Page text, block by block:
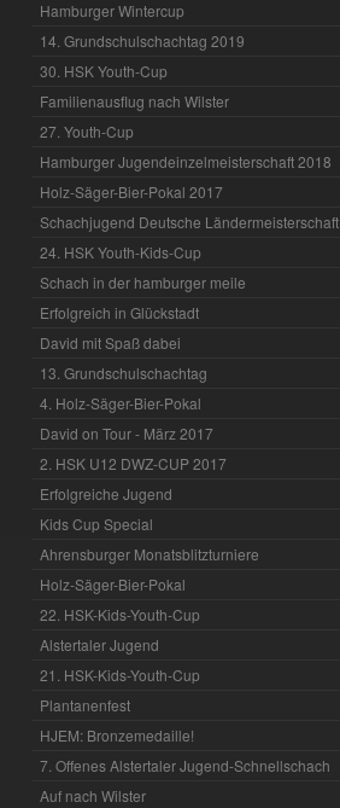
Hamburger Wintercup
14. Grundschulschachtag 2019
30. HSK Youth-Cup
Familienausflug nach Wilster
27. Youth-Cup
Hamburger Jugendeinzelmeisterschaft 2018
Holz-Säger-Bier-Pokal 2017
Schachjugend Deutsche Ländermeisterschaft
24. HSK Youth-Kids-Cup
Schach in der hamburger meile
Erfolgreich in Glückstadt
David mit Spaß dabei
13. Grundschulschachtag
4. Holz-Säger-Bier-Pokal
David on Tour - März 2017
2. HSK U12 DWZ-CUP 2017
Erfolgreiche Jugend
Kids Cup Special
Ahrensburger Monatsblitzturniere
Holz-Säger-Bier-Pokal
22. HSK-Kids-Youth-Cup
Alstertaler Jugend
21. HSK-Kids-Youth-Cup
Plantanenfest
HJEM: Bronzemedaille!
7. Offenes Alstertaler Jugend-Schnellschach
Auf nach Wilster